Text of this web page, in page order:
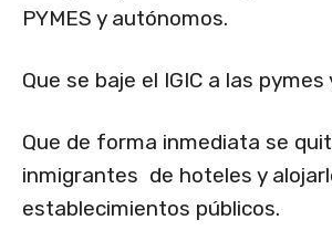
PYMES y autónomos.
Que se baje el IGIC a las
Que de forma inmediata se
inmigrantes de hoteles y
establecimientos públicos.